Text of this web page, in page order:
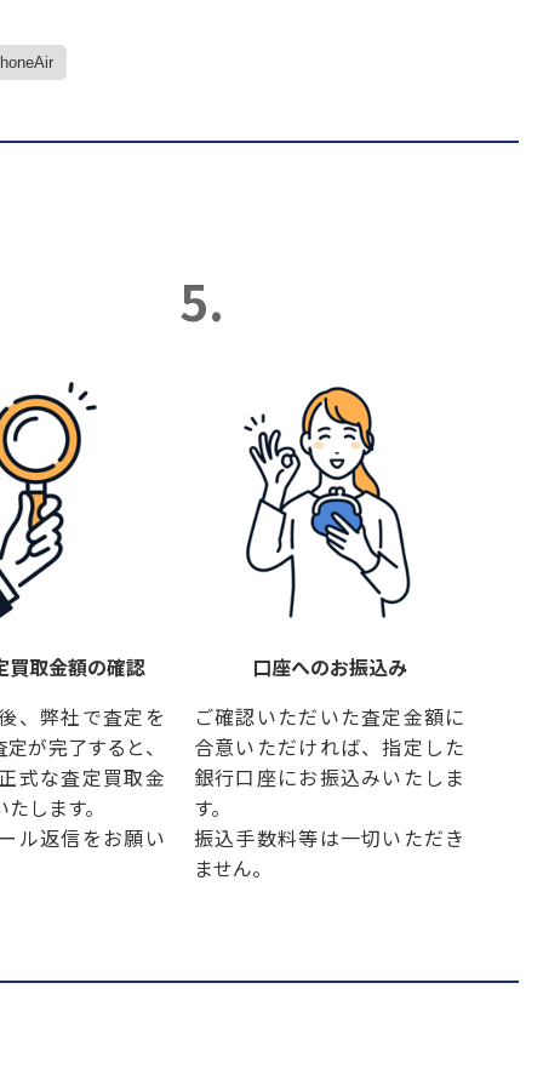
買取金額の確認
、弊社で査定を
が完了すると、
式な査定買取金
します。
ル返信をお願い
5.
口座へのお振込み
ご確認いただいた査定金額に
合意いただければ、指定した
銀行口座にお振込みいたしま
す。
振込手数料等は一切いただき
ません。